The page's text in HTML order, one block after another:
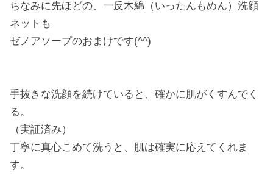
ちなみに先ほどの、一反木綿（いったんもめん）洗顔
ネットも
ゼノアソープのおまけです(^^)
手抜きな洗顔を続けていると、確かに肌がくすんでく
る。
（実証済み）
丁寧に真心こめて洗うと、肌は確実に応えてくれま
す。